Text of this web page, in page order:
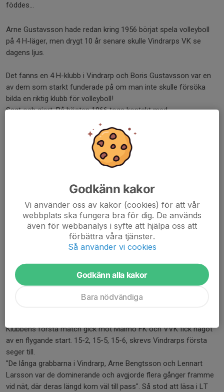
föddes...
Arne Gustavsson hade redan kring 1956 börjat spela volleyboll
på 4 H-läger, men drygt 10 år senare skulle Vindrarps VK se
dagens ljus.
Det fanns en 4 H-klubb i Vindrarp och Boris Gustavsson var en
av dem som starkt funderade på om man inte skulle försöka
bilda en riktig klubb för volleyboll!
Sagt och gjort. På hösten 1966 togs kontakt med
volleybollkonsulenten Bengt Andersson, sedermera ordförande i
Hallands Volleybollförbund och Svenska Volleybollförbundet.
Namnet fanns redan givet, Vindrarp, och det naturliga var att
lägga till VK. Så föddes det röd-vita laget och man började spela
Pojkarna var unga och det fanns inte speciellt gott om pengar,
så man fick låna ihop till det viktigaste. Ett 25-tal spelare,
däribland den sedermera landslagsmeriterade Lennart Larsson
fanns med i VVK-leden.
volleybollklubbarna i Halland!
Klubbodlarna i Vindrarp bildade ett starkt lag och framgångarna
Klubbens första match gick mot Malmö FK och VVK fick något
av en flygande start. 15-2, 15-5, 15-6, skrevs Vindrarps första
seger till.
"De långa grabbarna i Vindrarp, Arne Bengtsson och Lennart
Larsson var de dominerande och avgjorde flera gånger framme
vid nät, där deras längd kom väl till pass". Så stod att läsa i LT
Godkänn kakor
Vi använder oss av kakor (cookies) för att vår
webbplats ska fungera bra för dig. De används
även för webbanalys i syfte att hjälpa oss att
förbättra våra tjänster.
Så använder vi cookies
Godkänn alla kakor
Bara nödvändiga